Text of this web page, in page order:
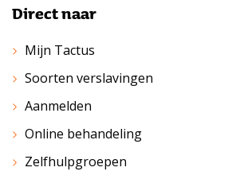
Direct naar
Mijn Tactus
Soorten verslavingen
Aanmelden
Online behandeling
Zelfhulpgroepen